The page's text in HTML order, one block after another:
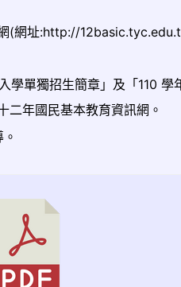
(網址:http://
學單獨招生簡章」及「110
二年國民基本教育資訊網。